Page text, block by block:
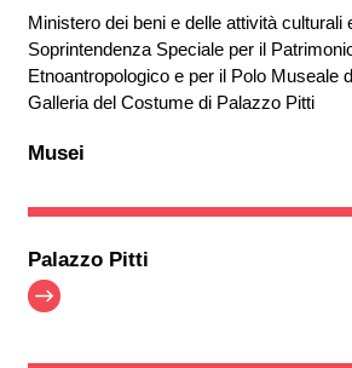
Ministero dei beni e delle attività culturali
Soprintendenza Speciale per il
Etnoantropologico e per il Polo Museale
Galleria del Costume di Palazzo Pitti
Musei
Palazzo Pitti